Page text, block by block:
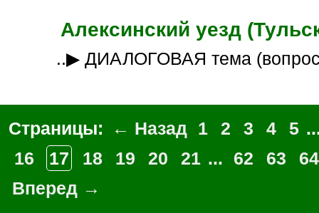
Алексинский уезд
..▶ ДИАЛОГОВАЯ тема
Страницы: ← Назад 1 2 3 4 5
16
17 18 19 20 21 ... 62 63
64
Вперед →